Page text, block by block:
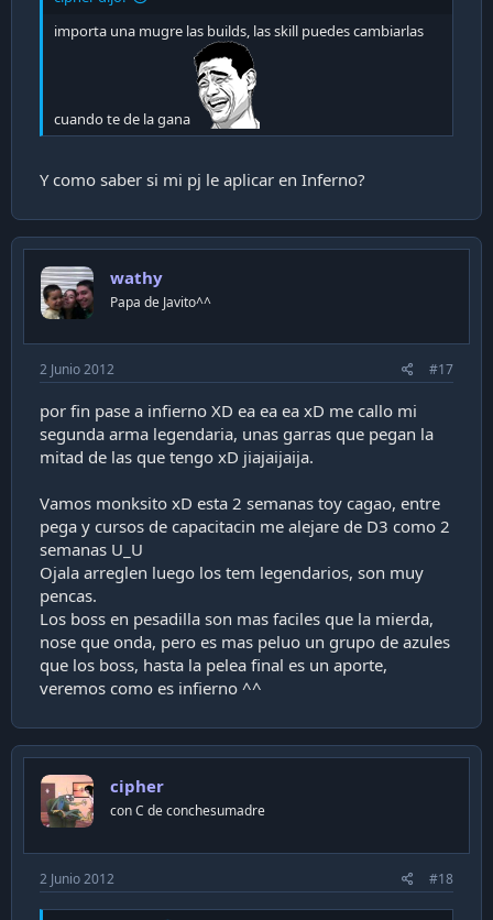
importa una mugre las builds, las skill puedes cambiarlas
cuando te de la gana
Y como saber si mi pj le aplicar en Inferno?
wathy
Papa de Javito^^
2 Junio 2012 #17
por fin pase a infierno XD ea ea ea xD me callo mi
segunda arma legendaria, unas garras que pegan la
mitad de las que tengo xD jiajaijaija.
Vamos monksito xD esta 2 semanas toy cagao, entre
pega y cursos de capacitacin me alejare de D3 como 2
semanas U_U
Ojala arreglen luego los tem legendarios, son muy
pencas.
Los boss en pesadilla son mas faciles que la mierda,
nose que onda, pero es mas peluo un grupo de azules
que los boss, hasta la pelea final es un aporte,
veremos como es infierno ^^
cipher
con C de conchesumadre
2 Junio 2012 #18